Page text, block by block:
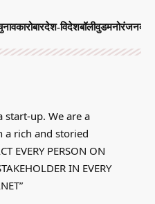
कारोबारदेश-विदेशबॉलीवुडमनोरंजन
start-up. We are a
a rich and storied
EVERY PERSON ON
IN EVERY